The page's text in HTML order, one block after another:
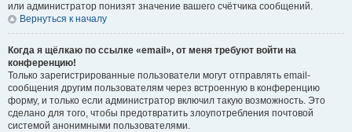
или администратор понизят значение вашего счётчика сообщений.
Вернуться к началу
Когда я щёлкаю по ссылке «email», от меня требуют войти на
конференцию!
Только зарегистрированные пользователи могут отправлять email-
сообщения другим пользователям через встроенную в конференцию
форму, и только если администратор включил такую возможность. Это
сделано для того, чтобы предотвратить злоупотребления почтовой
системой анонимными пользователями.